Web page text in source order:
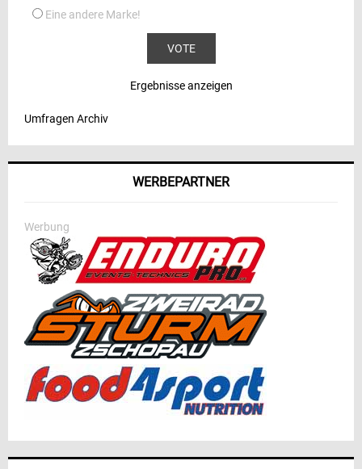
Eine andere Marke!
Ergebnisse anzeigen
Umfragen Archiv
WERBEPARTNER
Werbung